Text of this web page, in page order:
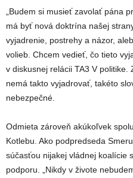
„Budem si musieť zavolať pána
má byť nová doktrína našej
vyjadrenie, postrehy a názor,
volieb. Chcem vedieť, čo tieto
v diskusnej relácii TA3 V politike.
nemá takto vyjadrovať, takéto
nebezpečné.
Odmieta zároveň akúkoľvek
Kotlebu. Ako podpredseda
súčasťou nijakej vládnej koalície
podporu. „Nikdy v živote